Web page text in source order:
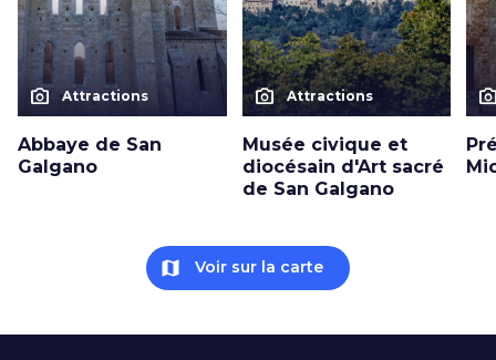
photo_camera Attractions
Abbaye de San
Galgano
photo_camera Attractions
Musée civique et
diocésain d'Art sacré
de San Galgano
map Voir sur la carte